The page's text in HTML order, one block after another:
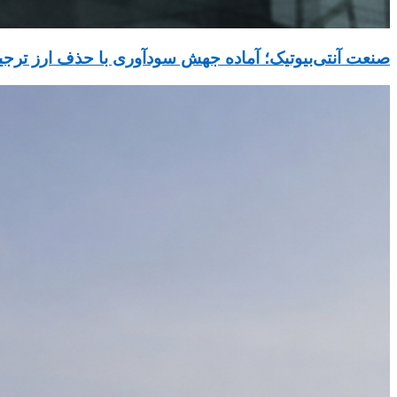
صنعت آنتی‌بیوتیک؛ آماده جهش سودآوری با حذف ارز